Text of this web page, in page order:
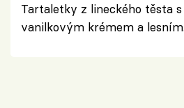
Tartaletky z lineckého těsta s
vanilkovým krémem a lesním